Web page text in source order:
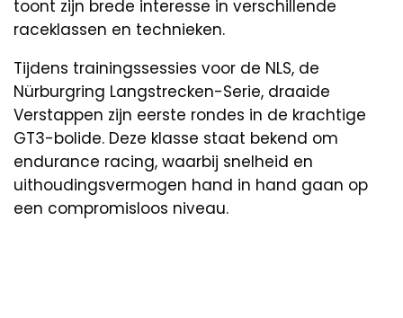
toont zijn brede interesse in verschillende
raceklassen en technieken.
Tijdens trainingssessies voor de NLS, de
Nürburgring Langstrecken-Serie, draaide
Verstappen zijn eerste rondes in de krachtige
GT3-bolide. Deze klasse staat bekend om
endurance racing, waarbij snelheid en
uithoudingsvermogen hand in hand gaan op
een compromisloos niveau.